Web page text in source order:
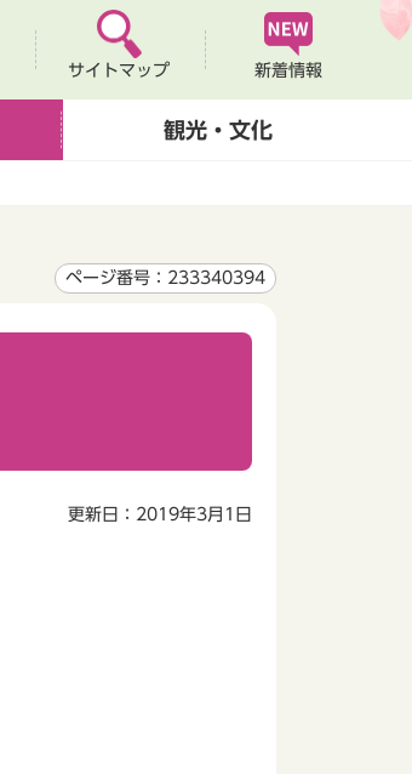
サイトマップ 新着情報
観光・文化
ページ番号：233340394
更新日：2019年3月1日